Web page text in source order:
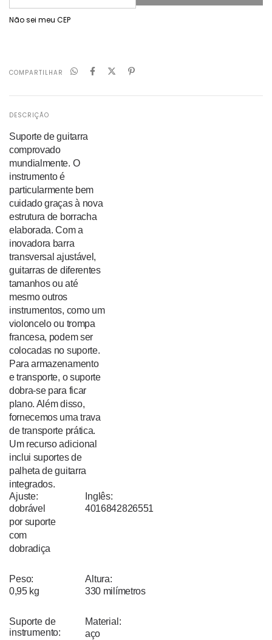
Não sei meu CEP
COMPARTILHAR
DESCRIÇÃO
Suporte de guitarra
comprovado
mundialmente. O
instrumento é
particularmente bem
cuidado graças à nova
estrutura de borracha
elaborada. Com a
inovadora barra
transversal ajustável,
guitarras de diferentes
tamanhos ou até
mesmo outros
instrumentos, como um
violoncelo ou trompa
francesa, podem ser
colocadas no suporte.
Para armazenamento
e transporte, o suporte
dobra-se para ficar
plano. Além disso,
fornecemos uma trava
de transporte prática.
Um recurso adicional
inclui suportes de
palheta de guitarra
integrados.
Ajuste:
dobrável
por suporte
com
dobradiça
Inglês:
4016842826551
Peso:
0,95 kg
Altura:
330 milímetros
Suporte de
instrumento:
Material:
aço